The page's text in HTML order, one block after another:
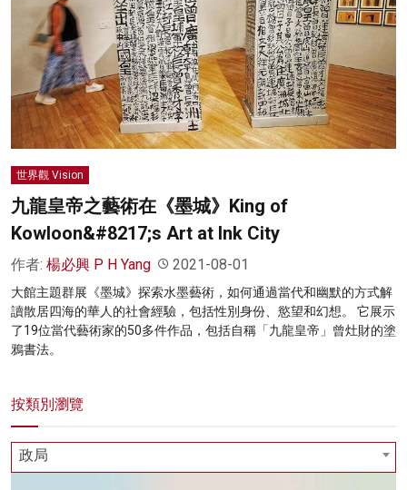
科技
影片
名家榜
灼見活動
世界觀 Vision
九龍皇帝之藝術在《墨城》King of
Kowloon&#8217;s Art at Ink City
作者: 楊必興 P H Yang 2021-08-01
大館主題群展《墨城》探索水墨藝術，如何通過當代和幽默的方式解
讀散居四海的華人的社會經驗，包括性別身份、慾望和幻想。 它展示
了19位當代藝術家的50多件作品，包括自稱「九龍皇帝」曾灶財的塗
鴉書法。
按類別瀏覽
政局